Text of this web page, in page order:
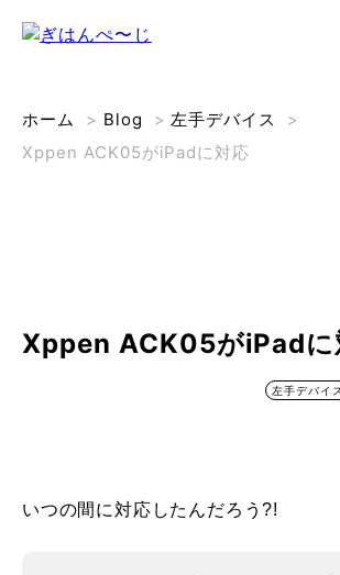
ホーム > Blog >左手デバイス
>
Xppen ACK05がiPadに対応
Xppen ACK05がiPadに
左手デバイス
いつの間に対応したんだろう?!